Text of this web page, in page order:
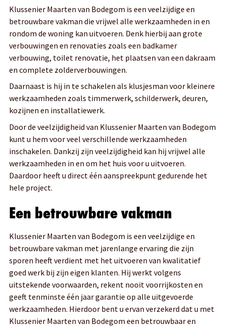
Klussenier Maarten van Bodegom is een veelzijdige en
betrouwbare vakman die vrijwel alle werkzaamheden in en
rondom de woning kan uitvoeren. Denk hierbij aan grote
verbouwingen en renovaties zoals een badkamer
verbouwing, toilet renovatie, het plaatsen van een dakraam
en complete zolderverbouwingen.
Daarnaast is hij in te schakelen als klusjesman voor kleinere
werkzaamheden zoals timmerwerk, schilderwerk, deuren,
kozijnen en installatiewerk.
Door de veelzijdigheid van Klussenier Maarten van Bodegom
kunt u hem voor veel verschillende werkzaamheden
inschakelen. Dankzij zijn veelzijdigheid kan hij vrijwel alle
werkzaamheden in en om het huis voor u uitvoeren.
Daardoor heeft u direct één aanspreekpunt gedurende het
hele project.
Een betrouwbare vakman
Klussenier Maarten van Bodegom is een veelzijdige en
betrouwbare vakman met jarenlange ervaring die zijn
sporen heeft verdient met het uitvoeren van kwalitatief
goed werk bij zijn eigen klanten. Hij werkt volgens
uitstekende voorwaarden, rekent nooit voorrijkosten en
geeft tenminste één jaar garantie op alle uitgevoerde
werkzaamheden. Hierdoor bent u ervan verzekerd dat u met
Klussenier Maarten van Bodegom een betrouwbaar en